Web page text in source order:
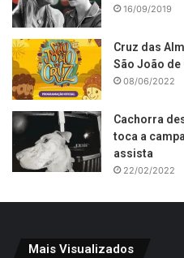
16/09/2019
Cruz das
São João de
08/06/2022
Cachorra
toca a
assista
22/02/2022
Mais Visualizados